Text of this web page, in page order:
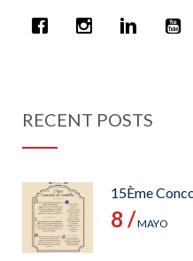
RECENT POSTS
15Ème
8 /MAYO